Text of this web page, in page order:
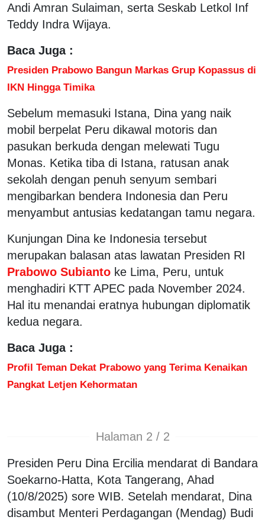
Andi Amran Sulaiman, serta Seskab Letkol Inf
Teddy Indra Wijaya.
Baca Juga :
Presiden Prabowo Bangun Markas Grup Kopassus di
IKN Hingga Timika
Sebelum memasuki Istana, Dina yang naik
mobil berpelat Peru dikawal motoris dan
pasukan berkuda dengan melewati Tugu
Monas. Ketika tiba di Istana, ratusan anak
sekolah dengan penuh senyum sembari
mengibarkan bendera Indonesia dan Peru
menyambut antusias kedatangan tamu negara.
Kunjungan Dina ke Indonesia tersebut
merupakan balasan atas lawatan Presiden RI
Prabowo Subianto ke Lima, Peru, untuk
menghadiri KTT APEC pada November 2024.
Hal itu menandai eratnya hubungan diplomatik
kedua negara.
Baca Juga :
Profil Teman Dekat Prabowo yang Terima Kenaikan
Pangkat Letjen Kehormatan
Halaman 2 / 2
Presiden Peru Dina Ercilia mendarat di Bandara
Soekarno-Hatta, Kota Tangerang, Ahad
(10/8/2025) sore WIB. Setelah mendarat, Dina
disambut Menteri Perdagangan (Mendag) Budi